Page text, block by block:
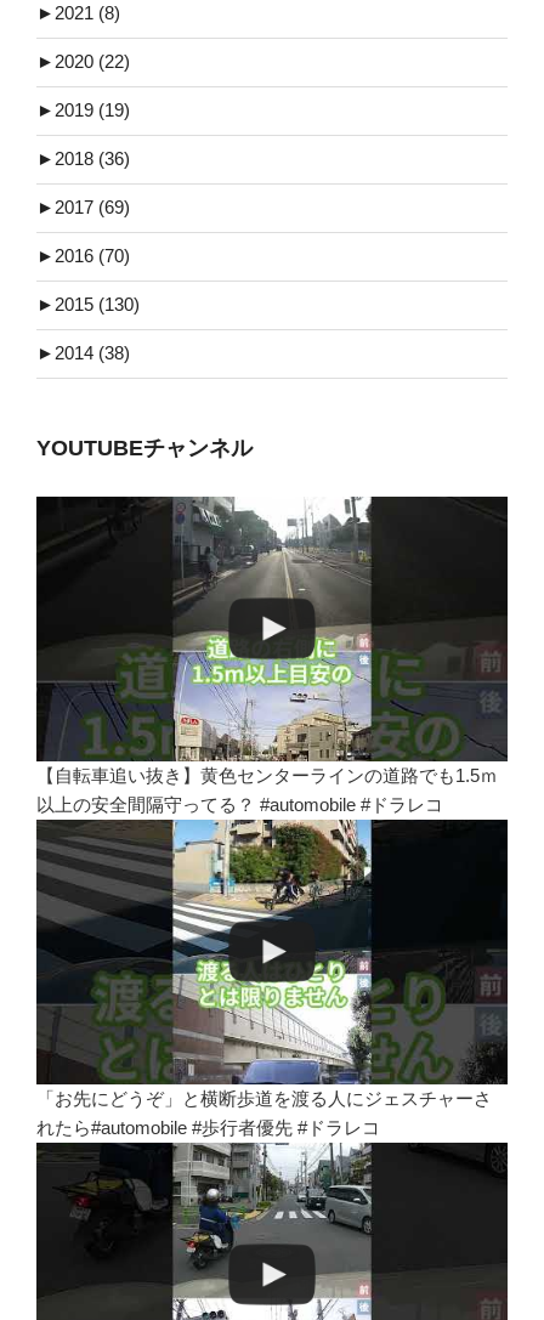
► 2021 (8)
► 2020 (22)
► 2019 (19)
► 2018 (36)
► 2017 (69)
► 2016 (70)
► 2015 (130)
► 2014 (38)
YOUTUBEチャンネル
【自転車追い抜き】黄色センターラインの道路でも1.5ｍ
以上の安全間隔守ってる？ #automobile #ドラレコ
「お先にどうぞ」と横断歩道を渡る人にジェスチャーさ
れたら#automobile #歩行者優先 #ドラレコ